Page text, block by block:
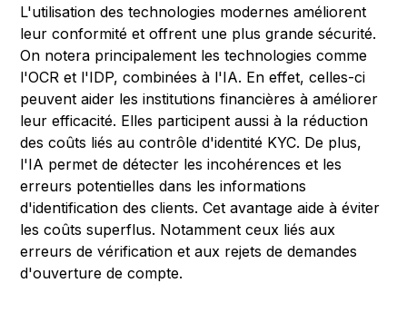
L'utilisation des technologies modernes améliorent
leur conformité et offrent une plus grande sécurité.
On notera principalement les technologies comme
l'OCR et l'IDP, combinées à l'IA. En effet, celles-ci
peuvent aider les institutions financières à améliorer
leur efficacité. Elles participent aussi à la réduction
des coûts liés au contrôle d'identité KYC. De plus,
l'IA permet de détecter les incohérences et les
erreurs potentielles dans les informations
d'identification des clients. Cet avantage aide à éviter
les coûts superflus. Notamment ceux liés aux
erreurs de vérification et aux rejets de demandes
d'ouverture de compte.